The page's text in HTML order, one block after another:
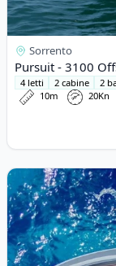
Sorrento
Pursuit - 3100
4 letti 2 cabine
2
10m
20Kn
View details for